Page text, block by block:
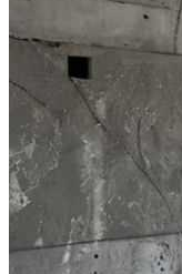
Видео